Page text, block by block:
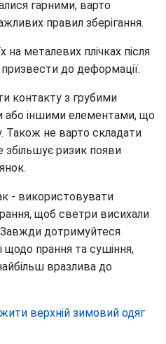
гарними, варто
правил зберігання.
металевих плічках після
до деформації.
контакту з грубими
або іншими елементами, що
Також не варто складати
збільшує ризик появи
- використовувати
щоб светри висихали
дотримуйтеся
щодо прання та сушіння,
вразлива до
верхній зимовий одяг